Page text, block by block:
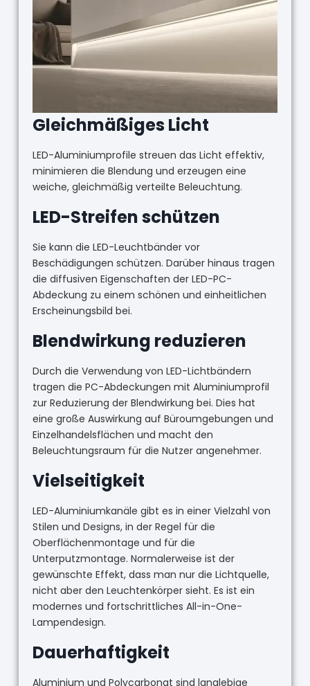
Gleichmäßiges Licht
LED-Aluminiumprofile streuen das Licht effektiv,
minimieren die Blendung und erzeugen eine
weiche, gleichmäßig verteilte Beleuchtung.
LED-Streifen schützen
Sie kann die LED-Leuchtbänder vor
Beschädigungen schützen. Darüber hinaus tragen
die diffusiven Eigenschaften der LED-PC-
Abdeckung zu einem schönen und einheitlichen
Erscheinungsbild bei.
Blendwirkung reduzieren
Durch die Verwendung von LED-Lichtbändern
tragen die PC-Abdeckungen mit Aluminiumprofil
zur Reduzierung der Blendwirkung bei. Dies hat
eine große Auswirkung auf Büroumgebungen und
Einzelhandelsflächen und macht den
Beleuchtungsraum für die Nutzer angenehmer.
Vielseitigkeit
LED-Aluminiumkanäle gibt es in einer Vielzahl von
Stilen und Designs, in der Regel für die
Oberflächenmontage und für die
Unterputzmontage. Normalerweise ist der
gewünschte Effekt, dass man nur die Lichtquelle,
nicht aber den Leuchtenkörper sieht. Es ist ein
modernes und fortschrittliches All-in-One-
Lampendesign.
Dauerhaftigkeit
Aluminium und Polycarbonat sind langlebige